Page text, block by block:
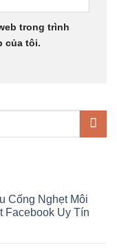
trong trình
của tôi.
Cống Nghẹt Môi
Facebook Uy Tín